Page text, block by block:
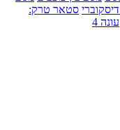
סטאר טרק:
עונה 4